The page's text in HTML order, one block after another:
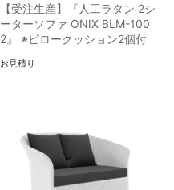
【受注生産】『人工ラタン 2シ
ーターソファ ONIX BLM-100
2』 ※ピロークッション2個付
お見積り